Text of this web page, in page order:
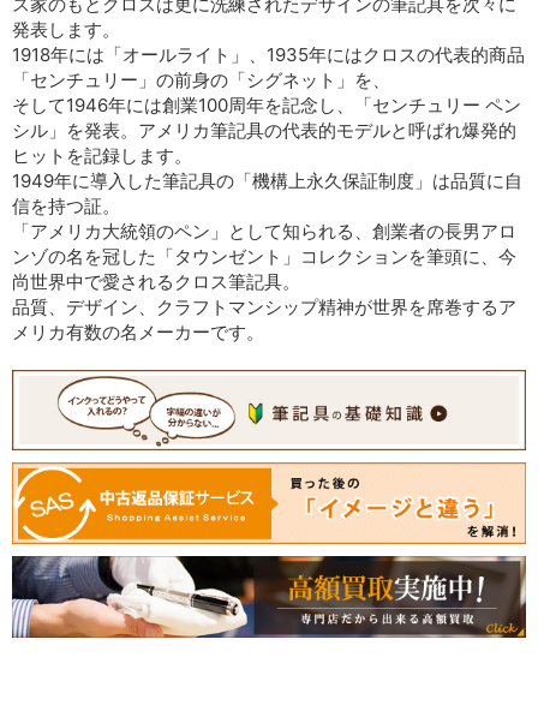
発表します。
1918年には「オールライト」、1935年にはクロスの代表的商品
「センチュリー」の前身の「シグネット」を、
そして1946年には創業100周年を記念し、「センチュリー ペン
シル」を発表。アメリカ筆記具の代表的モデルと呼ばれ爆発的
ヒットを記録します。
1949年に導入した筆記具の「機構上永久保証制度」は品質に自
信を持つ証。
「アメリカ大統領のペン」として知られる、創業者の長男アロ
ンゾの名を冠した「タウンゼント」コレクションを筆頭に、今
尚世界中で愛されるクロス筆記具。
品質、デザイン、クラフトマンシップ精神が世界を席巻するア
メリカ有数の名メーカーです。